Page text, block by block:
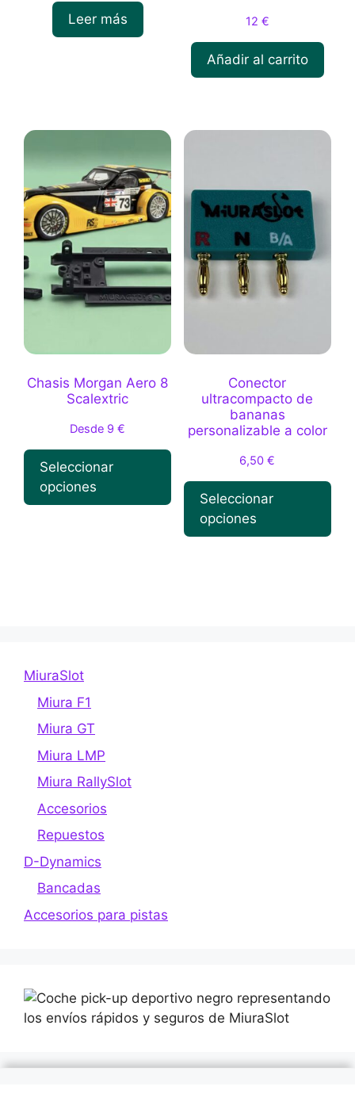
Leer más 12 €
Añadir al carrito
Chasis Morgan Aero 8
Scalextric
Desde 9€
Seleccionar
opciones
pueden
elegir
en
página
de
producto
Conector
ultracompacto de
bananas
personalizable a color
6,50€
Seleccionar
opciones
MiuraSlot
Miura F1
Miura GT
Miura LMP
Miura RallySlot
Accesorios
Repuestos
D-Dynamics
Bancadas
Accesorios para pistas